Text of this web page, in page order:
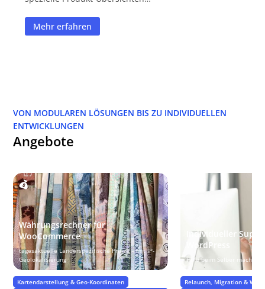
Mehr erfahren
VON MODULAREN LÖSUNGEN BIS ZU INDIVIDUELLEN
ENTWICKLUNGEN
Angebote
Währungsrechner für
WooCommerce
tagesaktuelle Länderspezifische Preise – mit IP-
Geolokalisierung
Kartendarstellung & Geo-Koordinaten
Individueller
WordPress
Hilfe beim Selber machen…
Relaunch, Migration &